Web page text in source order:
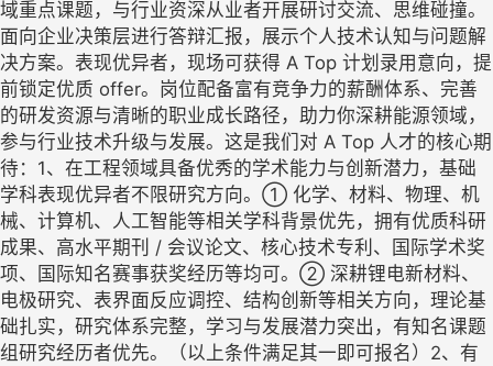
域重点课题，与行业资深从业者开展研讨交流、思维碰撞。
面向企业决策层进行答辩汇报，展示个人技术认知与问题解
决方案。表现优异者，现场可获得 A Top 计划录用意向，提
前锁定优质 offer。岗位配备富有竞争力的薪酬体系、完善
的研发资源与清晰的职业成长路径，助力你深耕能源领域，
参与行业技术升级与发展。这是我们对 A Top 人才的核心期
待：1、在工程领域具备优秀的学术能力与创新潜力，基础
学科表现优异者不限研究方向。① 化学、材料、物理、机
械、计算机、人工智能等相关学科背景优先，拥有优质科研
成果、高水平期刊 / 会议论文、核心技术专利、国际学术奖
项、国际知名赛事获奖经历等均可。② 深耕锂电新材料、
电极研究、表界面反应调控、结构创新等相关方向，理论基
础扎实，研究体系完整，学习与发展潜力突出，有知名课题
组研究经历者优先。（以上条件满足其一即可报名）2、有